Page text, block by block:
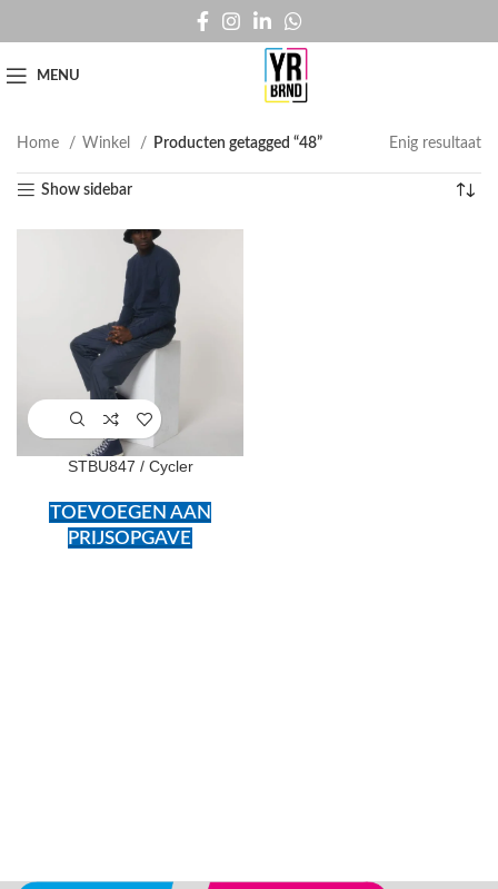
MENU
Home Winkel Producten getagged “48” Enig resultaat
Show sidebar
STBU847 / Cycler
TOEVOEGEN AAN
PRIJSOPGAVE